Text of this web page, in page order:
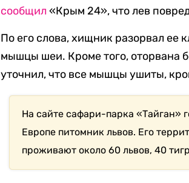
сообщил «Крым 24», что лев
По его слова, хищник разорвал ее
мышцы шеи. Кроме того, оторвана
уточнил, что все мышцы ушиты,
На сайте сафари-парка «Тайган»
Европе питомник львов. Его
проживают около 60 львов, 40